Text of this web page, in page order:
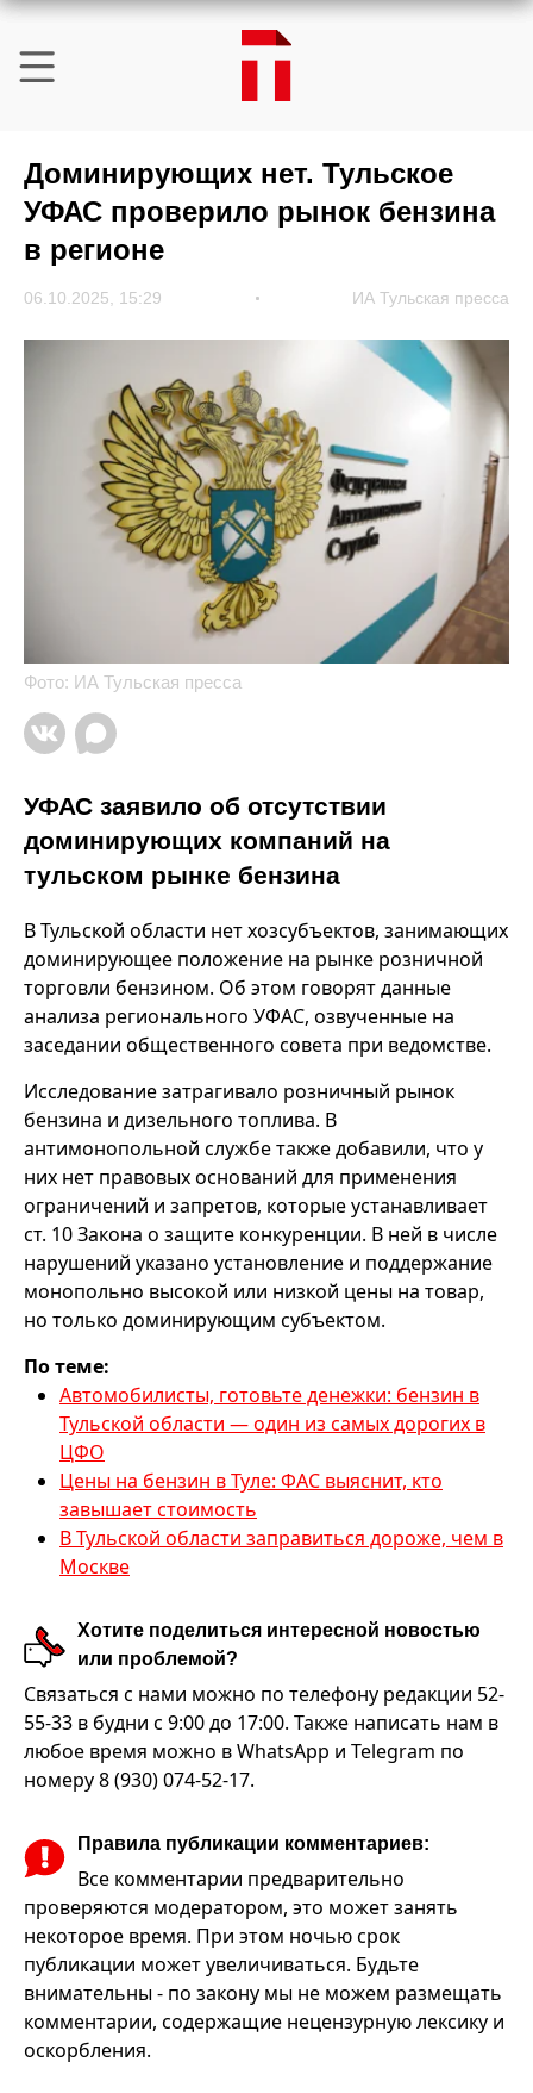
Доминирующих нет. Тульское
УФАС проверило рынок бензина
в регионе
06.10.2025, 15:29 ИА Тульская пресса
Фото: ИА Тульская пресса
УФАС заявило об отсутствии
доминирующих компаний на
тульском рынке бензина
В Тульской области нет хозсубъектов, занимающих
доминирующее положение на рынке розничной
торговли бензином. Об этом говорят данные
анализа регионального УФАС, озвученные на
заседании общественного совета при ведомстве.
Исследование затрагивало розничный рынок
бензина и дизельного топлива. В
антимонопольной службе также добавили, что у
них нет правовых оснований для применения
ограничений и запретов, которые устанавливает
ст. 10 Закона о защите конкуренции. В ней в числе
нарушений указано установление и поддержание
монопольно высокой или низкой цены на товар,
но только доминирующим субъектом.
По теме:
Автомобилисты, готовьте денежки: бензин в
Тульской области — один из самых дорогих в
ЦФО
Цены на бензин в Туле: ФАС выяснит, кто
завышает стоимость
В Тульской области заправиться дороже, чем в
Москве
Хотите поделиться интересной новостью
или проблемой?
Связаться с нами можно по телефону редакции 52-
55-33 в будни с 9:00 до 17:00. Также написать нам в
любое время можно в WhatsApp и Telegram по
номеру 8 (930) 074-52-17.
Правила публикации комментариев:
Все комментарии предварительно
проверяются модератором, это может занять
некоторое время. При этом ночью срок
публикации может увеличиваться. Будьте
внимательны - по закону мы не можем размещать
комментарии, содержащие нецензурную лексику и
оскорбления.